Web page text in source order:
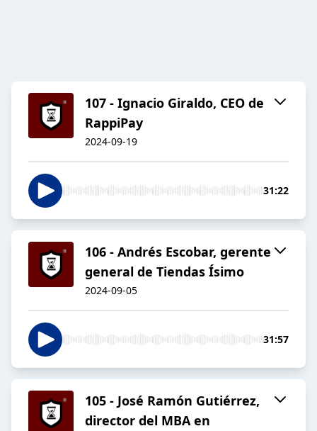
107 - Ignacio Giraldo, CEO de
RappiPay
2024-09-19
31:22
106 - Andrés Escobar, gerente
general de Tiendas Ísimo
2024-09-05
31:57
105 - José Ramón Gutiérrez,
director del MBA en